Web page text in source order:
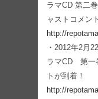
ラマCD 第二
ャストコメン
http://
・2012年2月
ラマCD 第一
トが到着！
http://